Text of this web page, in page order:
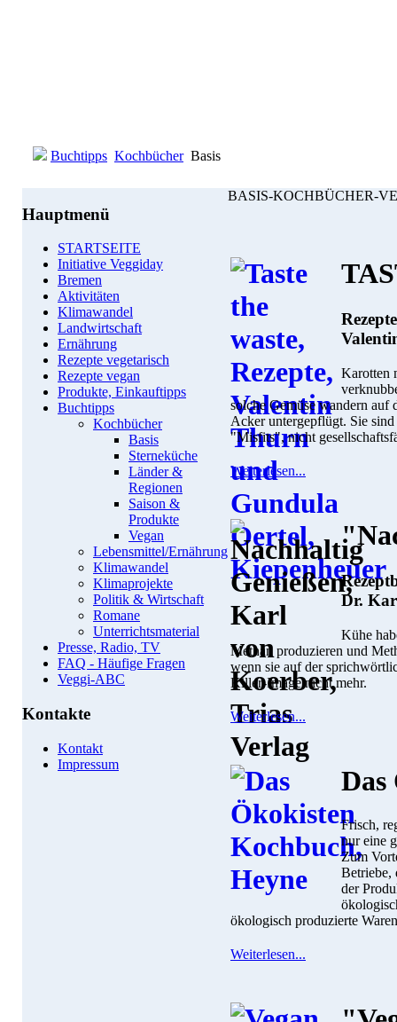
Buchtipps Kochbücher Basis
Hauptmenü
STARTSEITE
Initiative Veggiday
Bremen
Aktivitäten
Klimawandel
Landwirtschaft
Ernährung
Rezepte vegetarisch
Rezepte vegan
Produkte, Einkauftipps
Buchtipps
Kochbücher
Basis
Sterneküche
Länder &
Regionen
Saison &
Produkte
Vegan
Lebensmittel/Ernährung
Klimawandel
Klimaprojekte
Politik & Wirtschaft
Romane
Unterrichtsmaterial
Presse, Radio, TV
FAQ - Häufige Fragen
Veggi-ABC
Kontakte
Kontakt
Impressum
BASIS-KOCHBÜCHER-
Karotten
solche Gemüse wandern auf
Acker untergepflügt. Sie
"Misfits", nicht
Weiterlesen...
Dr.
Kühe
Methan produzieren und
wenn sie auf der
Killer-Image nicht mehr.
Weiterlesen...
Frisch,
nur eine
Zum
Betriebe,
der
ökologisch produzierte
Weiterlesen...